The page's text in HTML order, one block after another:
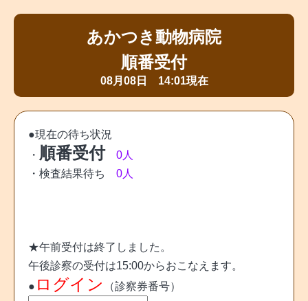
あかつき動物病院
順番受付
08月08日 14:01現在
●現在の待ち状況
・ 順番受付
0人
・ 検査結果待ち 0人
★午前受付は終了しました。
午後診察の受付は15:00からおこなえます。
● ログイン （診察券番号）